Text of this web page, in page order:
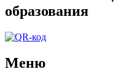
образования
Меню